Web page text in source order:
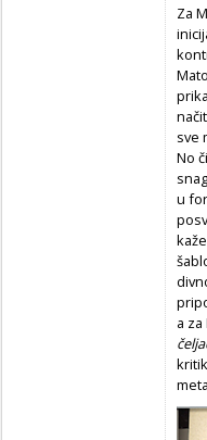
Za
sve
No
u
a